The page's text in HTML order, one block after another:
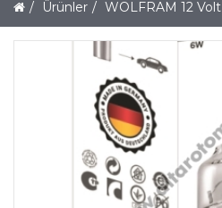
Ürünler WOLFRAM 12 Volt